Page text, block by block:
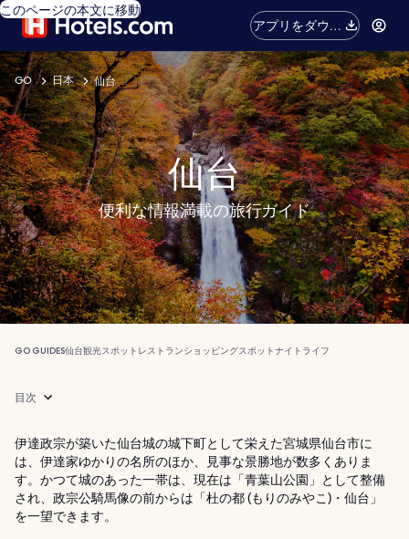
このページの本文に移動
アプリをダウン
ロード
GO 日本 仙台
仙台
便利な情報満載の旅行ガイド
GO GUIDES仙台観光スポット レストランショッピングスポットナイトライフ
目次
伊達政宗が築いた仙台城の城下町として栄えた宮城県仙台市に
は、伊達家ゆかりの名所のほか、見事な景勝地が数多くありま
す。かつて城のあった一帯は、現在は「青葉山公園」として整備
され、政宗公騎馬像の前からは「杜の都 (もりのみやこ)・仙台」
を一望できます。